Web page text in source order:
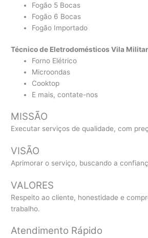
Fogão 5 Bocas
Fogão 6 Bocas
Fogão Importado
Técnico de Eletrodomésticos Vila
Forno Elétrico
Microondas
Cooktop
E mais, contate-nos
MISSÃO
Executar serviços de qualidade, com
VISÃO
Aprimorar o serviço, buscando a
VALORES
Respeito ao cliente, honestidade e
trabalho.
Atendimento Rápido